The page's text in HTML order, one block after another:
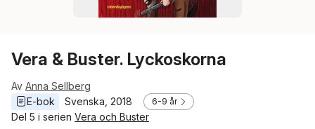
Vera & Buster. Lyckoskorna
Av Anna Sellberg
E-bok
Svenska 2018 6-9 år
Del 5 i serien Vera och Buster